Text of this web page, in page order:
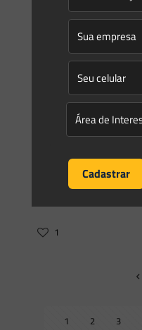
33, DE 11 DE
transitório,
Saes Advogados
LUIS ROESSLER –
MARÇO DE 2026 Institui
1
1 2 3